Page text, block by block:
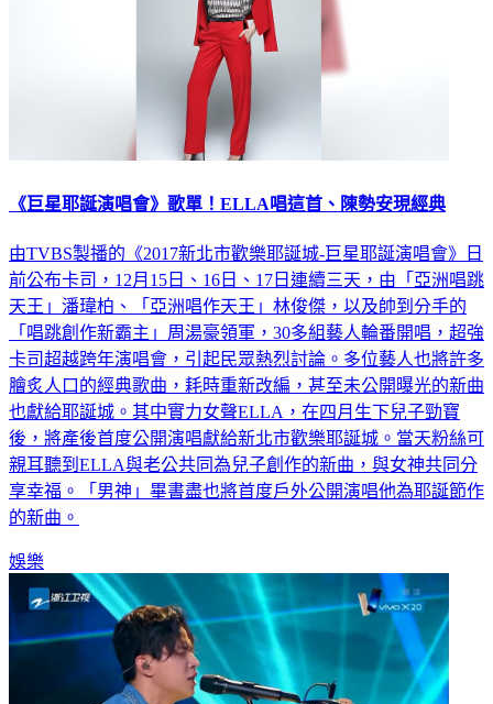
《巨星耶誕演唱會》歌單！ELLA唱這首、陳勢安現經典
由TVBS製播的《2017新北市歡樂耶誕城-巨星耶誕演唱會》日
前公布卡司，12月15日、16日、17日連續三天，由「亞洲唱跳
天王」潘瑋柏、「亞洲唱作天王」林俊傑，以及帥到分手的
「唱跳創作新霸主」周湯豪領軍，30多組藝人輪番開唱，超強
卡司超越跨年演唱會，引起民眾熱烈討論。多位藝人也將許多
膾炙人口的經典歌曲，耗時重新改編，甚至未公開曝光的新曲
也獻給耶誕城。其中實力女聲ELLA，在四月生下兒子勁寶
後，將產後首度公開演唱獻給新北市歡樂耶誕城。當天粉絲可
親耳聽到ELLA與老公共同為兒子創作的新曲，與女神共同分
享幸福。「男神」畢書盡也將首度戶外公開演唱他為耶誕節作
的新曲。
娛樂